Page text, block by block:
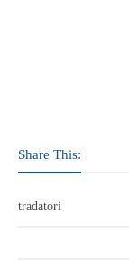
Share This:
tradatori